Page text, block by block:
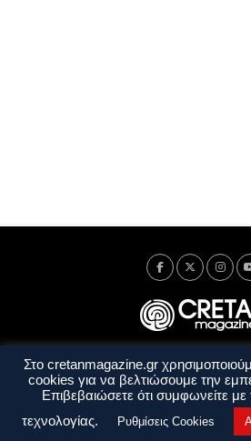
Ταυτότητα Πολιτική Απορρήτου
Όροι και
Στο cretanmagazine.gr
cookies για να βελτιώσουμε την
Επιβεβαιώσετε ότι συμφωνείτε
τεχνολογίας.
Ρυθμίσεις Cookies